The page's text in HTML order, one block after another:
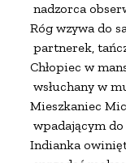
nadzorca
Róg wzywa do
partnerek,
Chłopiec w
wsłuchany w
Mieszkaniec
wpadającym
Indianka